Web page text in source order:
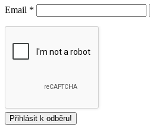
Email *